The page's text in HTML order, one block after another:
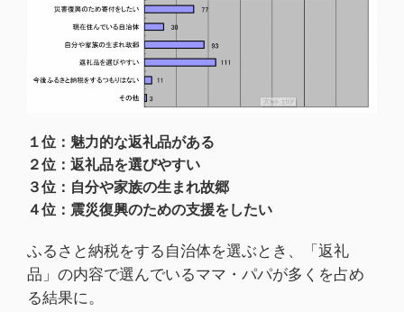
１位：魅力的な返礼品がある
２位：返礼品を選びやすい
３位：自分や家族の生まれ故郷
４位：震災復興のための支援をしたい
ふるさと納税をする自治体を選ぶとき、「返礼
品」の内容で選んでいるママ・パパが多くを占め
る結果に。